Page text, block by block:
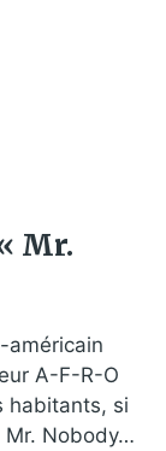
Mr.
américain
A-F-R-O
habitants, si
Mr. Nobody…